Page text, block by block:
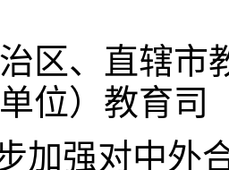
区、直辖市
位）教育司
加强对中外